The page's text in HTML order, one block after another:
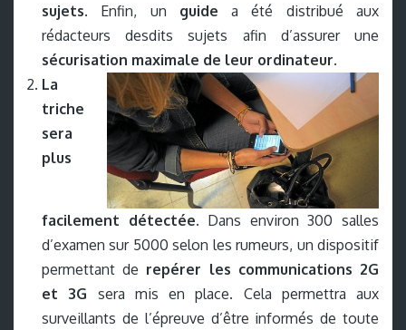
sujets. Enfin, un guide a été distribué aux
rédacteurs desdits sujets afin d’assurer une
sécurisation maximale de leur ordinateur.
La
triche
sera
plus
facilement détectée. Dans environ 300 salles
d’examen sur 5000 selon les rumeurs, un dispositif
permettant de repérer les communications 2G
et 3G sera mis en place. Cela permettra aux
surveillants de l’épreuve d’être informés de toute